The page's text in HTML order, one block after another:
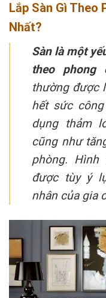
Lắp Sàn Gì Theo
Nhất?
Sàn là một
theo phong
thường được
hết sức
dụng thảm
cũng như
phòng. Hình
được tùy ý
nhân của gia